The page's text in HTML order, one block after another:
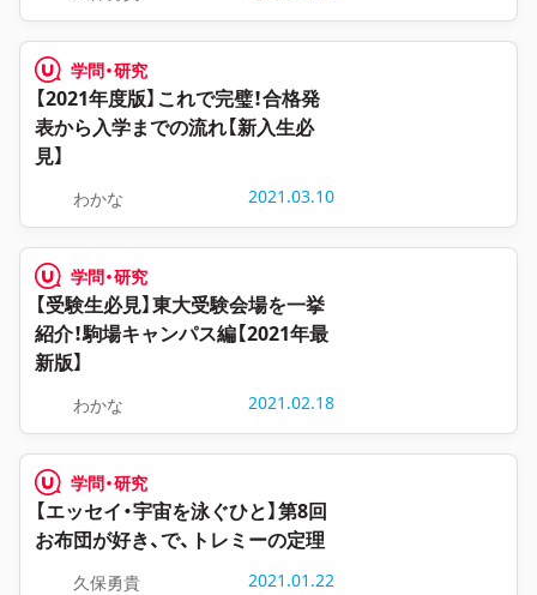
学問・研究
【2021年度版】これで完璧！合格発
表から入学までの流れ【新入生必
見】
わかな 2021.03.10
学問・研究
【受験生必見】東大受験会場を一挙
紹介！駒場キャンパス編【2021年最
新版】
わかな 2021.02.18
学問・研究
【エッセイ・宇宙を泳ぐひと】第8回
お布団が好き、で、トレミーの定理
久保勇貴 2021.01.22